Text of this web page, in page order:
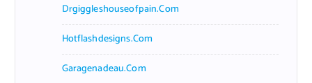
Drgiggleshouseofpain.com
Hotflashdesigns.com
Garagenadeau.com